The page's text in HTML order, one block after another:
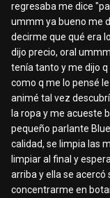
regresaba me dice
ummm ya bueno me
decirme que qué era
dijo precio, oral
tenía tanto y me dijo
como q me lo pensé
animé tal vez
la ropa y me acueste
pequeño parlante
calidad, se limpia las
limpiar al final y
arriba y ella se
concentrarme en